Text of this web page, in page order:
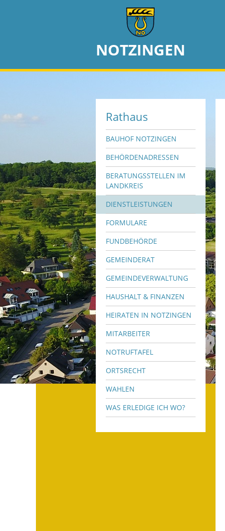
NOTZINGEN
Rathaus
BAUHOF NOTZINGEN
BEHÖRDENADRESSEN
BERATUNGSSTELLEN IM
LANDKREIS
DIENSTLEISTUNGEN
FORMULARE
FUNDBEHÖRDE
GEMEINDERAT
GEMEINDEVERWALTUNG
HAUSHALT & FINANZEN
HEIRATEN IN NOTZINGEN
MITARBEITER
NOTRUFTAFEL
ORTSRECHT
WAHLEN
WAS ERLEDIGE ICH WO?